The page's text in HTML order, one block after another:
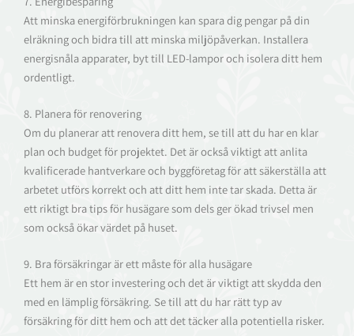
Att minska energiförbrukningen kan spara dig pengar på din
elräkning och bidra till att minska miljöpåverkan. Installera
energisnåla apparater, byt till LED-lampor och isolera ditt hem
ordentligt.
8. Planera för renovering
Om du planerar att renovera ditt hem, se till att du har en klar
plan och budget för projektet. Det är också viktigt att anlita
kvalificerade hantverkare och byggföretag för att säkerställa att
arbetet utförs korrekt och att ditt hem inte tar skada. Detta är
ett riktigt bra tips för husägare som dels ger ökad trivsel men
som också ökar värdet på huset.
9. Bra försäkringar är ett måste för alla husägare
Ett hem är en stor investering och det är viktigt att skydda den
med en lämplig försäkring. Se till att du har rätt typ av
försäkring för ditt hem och att det täcker alla potentiella risker.